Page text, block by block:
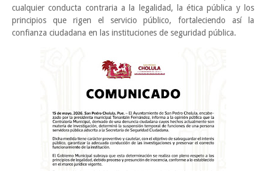
cualquier conducta contraria a la legalidad, la ética pública y los
principios que rigen el servicio público, fortaleciendo así la
confianza ciudadana en las instituciones de seguridad pública.